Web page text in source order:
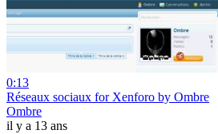
0:13
Réseaux sociaux for Xenforo by Ombre
Ombre
il y a 13 ans